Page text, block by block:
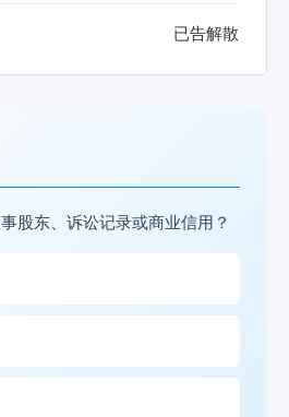
已告解散
股东、诉讼记录或商业信用？